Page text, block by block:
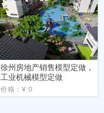
徐州房地产销售模型定做，
工业机械模型定做
价格：¥ 0